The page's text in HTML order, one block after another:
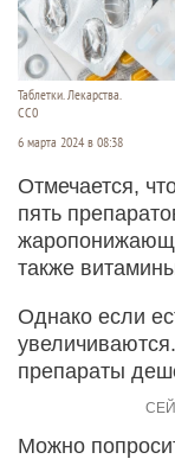
Таблетки. Лекарства.
CC0
6 марта 2024 в 08:38
Отмечается,
пять
также
Однако если
препараты
Можно